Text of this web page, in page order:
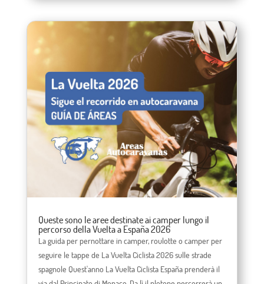
Queste sono le aree destinate ai camper lungo il
percorso della Vuelta a España 2026
La guida per pernottare in camper, roulotte o camper per
seguire le tappe de La Vuelta Ciclista 2026 sulle strade
spagnole Quest'anno La Vuelta Ciclista España prenderà il